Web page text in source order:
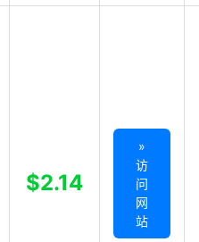
$2.14
»
访
问
网
站